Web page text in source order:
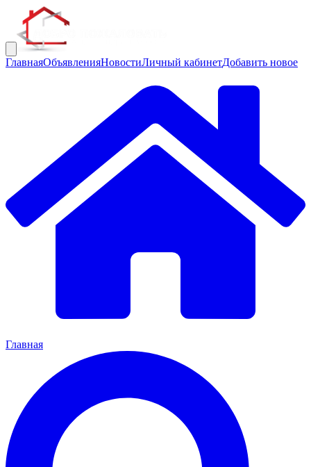
ГлавнаяОбъявленияНовостиЛичный кабинетДобавить новое
Главная